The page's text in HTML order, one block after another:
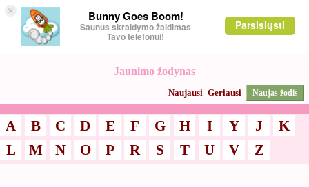
× Bunny Goes Boom!
Šaunus skraidymo žaidimas
Tavo telefonui!
Parsisiųsti
Jaunimo žodynas
Naujausi Geriausi Naujas žodis
A B C D E F G H I Y J
K
L
M N O P R S T U V Z